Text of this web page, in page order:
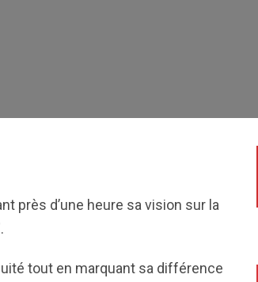
près d’une heure sa vision sur la
tout en marquant sa différence